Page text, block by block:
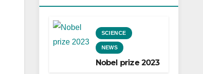
SCIENCE
NEWS
Nobel prize 2023